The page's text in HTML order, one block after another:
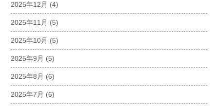
2025年12月 (4)
2025年11月 (5)
2025年10月 (5)
2025年9月 (5)
2025年8月 (6)
2025年7月 (6)